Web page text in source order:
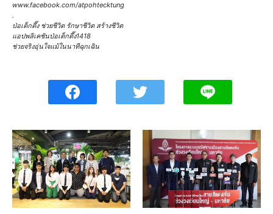
www.facebook.com/atpohtecktung
.
ป่อเต็กตึ๊ง ช่วยชีวิต รักษาชีวิต สร้างชีวิต
แอปพลิเคชันป่อเต็กตึ๊ง1418
ช่วยจริงอุ่นใจแม้ในนาทีฉุกเฉิน